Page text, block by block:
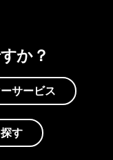
か？
サービス
す